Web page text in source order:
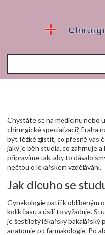
Chystáte se na medicínu nebo
chirurgické specializaci? Praha
být těžké zjistit, co přesně vás
jaký je běh studia, co zahrnuje
připravíme tak, aby to dávalo
nečtou o lékařském vzdělávání.
Jak dlouho se
Gynekologie patří k oblíbeným
kolik času a úsilí to vyžaduje.
je šestiletý lékařský bakalářský
anatomie po farmakologie. Po